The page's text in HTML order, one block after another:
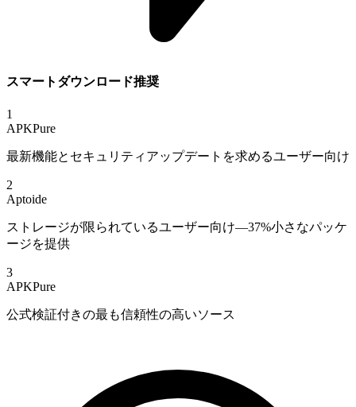
スマートダウンロード推奨
1
APKPure
最新機能とセキュリティアップデートを求めるユーザー向け
2
Aptoide
ストレージが限られているユーザー向け—37%小さなパッケ
ージを提供
3
APKPure
公式検証付きの最も信頼性の高いソース